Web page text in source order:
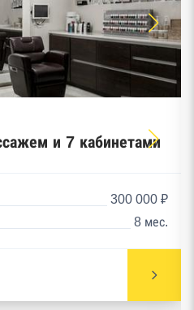
и 7 кабинетами
300 000 ₽
8 мес.